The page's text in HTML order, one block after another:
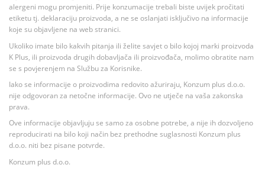
alergeni mogu promjeniti. Prije konzumacije trebali biste uvijek pročitati
etiketu tj. deklaraciju proizvoda, a ne se oslanjati isključivo na informacije
koje su objavljene na web stranici.
Ukoliko imate bilo kakvih pitanja ili želite savjet o bilo kojoj marki proizvoda
K Plus, ili proizvoda drugih dobavljača ili proizvođača, molimo obratite nam
se s povjerenjem na Službu za Korisnike.
Iako se informacije o proizvodima redovito ažuriraju, Konzum plus d.o.o.
nije odgovoran za netočne informacije. Ovo ne utječe na vaša zakonska
prava.
Ove informacije objavljuju se samo za osobne potrebe, a nije ih dozvoljeno
reproducirati na bilo koji način bez prethodne suglasnosti Konzum plus
d.o.o. niti bez pisane potvrde.
Konzum plus d.o.o.